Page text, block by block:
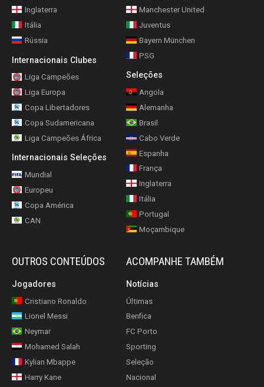
Inglaterra
Itália
Rússia
Internacionais Clubes
Liga Campeões
Liga Europa
Copa Libertadores
Copa Sudamericana
Liga Campeões África
Internacionais Seleções
Mundial
Europeu
Copa América
CAN
Manchester United
Juventus
Bayern München
PSG
Seleções
Angola
Alemanha
Brasil
Cabo Verde
Espanha
França
Inglaterra
Itália
Portugal
Moçambique
OUTROS CONTEÚDOS
Jogadores
Cristiano Ronaldo
Lionel Messi
Neymar
Mohamed Salah
Kylian Mbappe
Harry Kane
ACOMPANHE TAMBÉM
Notícias
Últimas
Benfica
FC Porto
Sporting
Seleção
Nacional